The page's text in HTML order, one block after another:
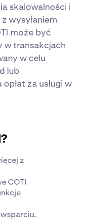
skalowalności i
wysyłaniem
może być
transakcjach
w celu
lub
za usługi w
z
COTI